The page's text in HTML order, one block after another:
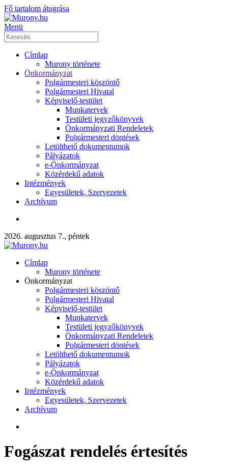
Fő tartalom átugrása
Menü
Címlap
Murony története
Önkormányzat
Polgármesteri köszöntő
Polgármesteri Hivatal
Képviselő-testület
Munkatervek
Testületi jegyzőkönyvek
Önkormányzati Rendeletek
Polgármesteri döntések
Letölthető dokumentumok
Pályázatok
e-Önkormányzat
Közérdekű adatok
Intézmények
Egyesületek, Szervezetek
Archívum
2026. augusztus 7., péntek
Címlap
Murony története
Önkormányzat
Polgármesteri köszöntő
Polgármesteri Hivatal
Képviselő-testület
Munkatervek
Testületi jegyzőkönyvek
Önkormányzati Rendeletek
Polgármesteri döntések
Letölthető dokumentumok
Pályázatok
e-Önkormányzat
Közérdekű adatok
Intézmények
Egyesületek, Szervezetek
Archívum
Fogászat rendelés értesítés